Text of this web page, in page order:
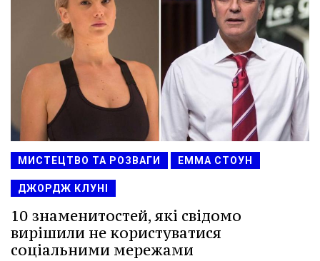
МИСТЕЦТВО ТА РОЗВАГИ ЕММА СТОУН
ДЖОРДЖ КЛУНІ
10 знаменитостей, які свідомо
вирішили не користуватися
соціальними мережами